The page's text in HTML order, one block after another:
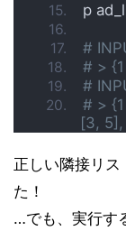
p
#
# >
#
# >
[3,
正しい隣接リ
た！
…でも、実行す